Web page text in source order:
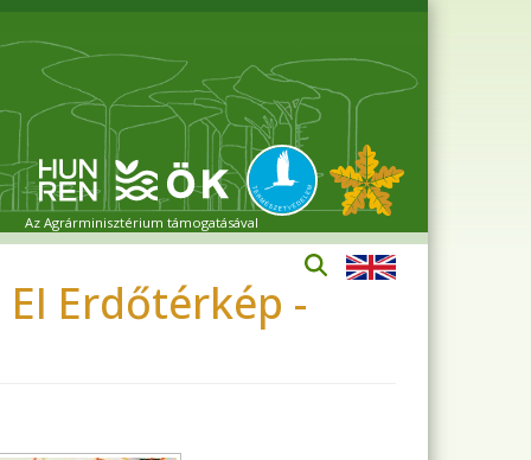
Az Agrárminisztérium támogatásával
Erdőtérkép -